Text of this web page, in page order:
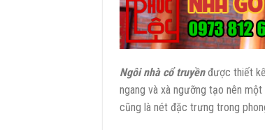
Ngôi nhà cổ truyềnđược thiết kế
ngang và xà ngưỡng tạo nên
cũng là nét đặc trưng trong